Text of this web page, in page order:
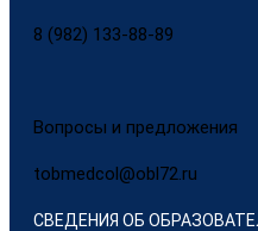
8 (982) 133-88-89
Вопросы и предложения
tobmedcol@obl72.ru
СВЕДЕНИЯ ОБ